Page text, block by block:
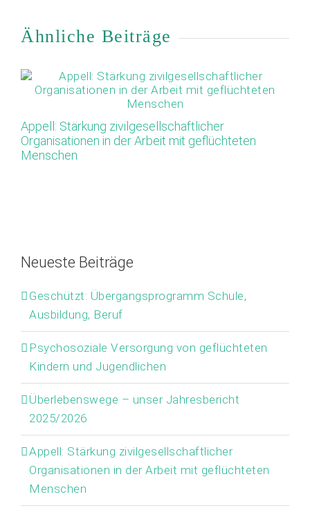
Ähnliche Beiträge
Appell: Stärkung zivilgesellschaftlicher
Organisationen in der Arbeit mit geflüchteten
Menschen
Neueste Beiträge
Geschützt: Übergangsprogramm Schule,
Ausbildung, Beruf
Psychosoziale Versorgung von geflüchteten
Kindern und Jugendlichen
Überlebenswege – unser Jahresbericht
2025/2026
Appell: Stärkung zivilgesellschaftlicher
Organisationen in der Arbeit mit geflüchteten
Menschen